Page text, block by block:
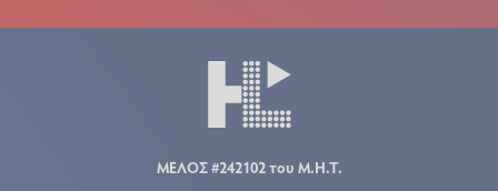
ΜΕΛΟΣ #242102 του Μ.Η.Τ.